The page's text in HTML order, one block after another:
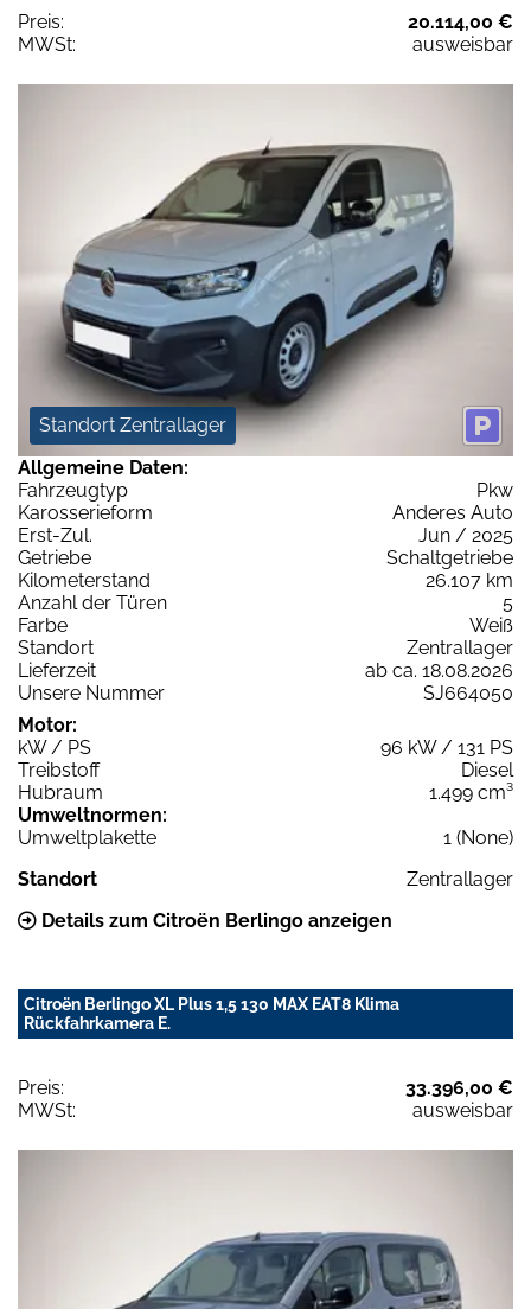
Preis:
20.114,00 €
MWSt:
ausweisbar
Standort Zentrallager
Allgemeine Daten:
Fahrzeugtyp
Pkw
Karosserieform
Anderes Auto
Erst-Zul.
Jun / 2025
Getriebe
Schaltgetriebe
Kilometerstand
26.107 km
Anzahl der Türen
5
Farbe
Weiß
Standort
Zentrallager
Lieferzeit
ab ca. 18.08.2026
Unsere Nummer
SJ664050
Motor:
kW / PS
96 kW / 131 PS
Treibstoff
Diesel
Hubraum
1.499 cm³
Umweltnormen:
Umweltplakette
1 (None)
Standort
Zentrallager
Details zum Citroën Berlingo anzeigen
Citroën Berlingo XL Plus 1,5 130 MAX EAT8 Klima
Rückfahrkamera E.
Preis:
33.396,00 €
MWSt:
ausweisbar